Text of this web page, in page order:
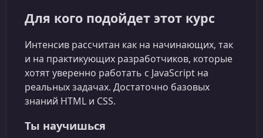
Для кого подойдет этот курс
Интенсив рассчитан как на начинающих, так
и на практикующих разработчиков, которые
хотят уверенно работать с JavaScript на
реальных задачах. Достаточно базовых
знаний HTML и CSS.
Ты научишься